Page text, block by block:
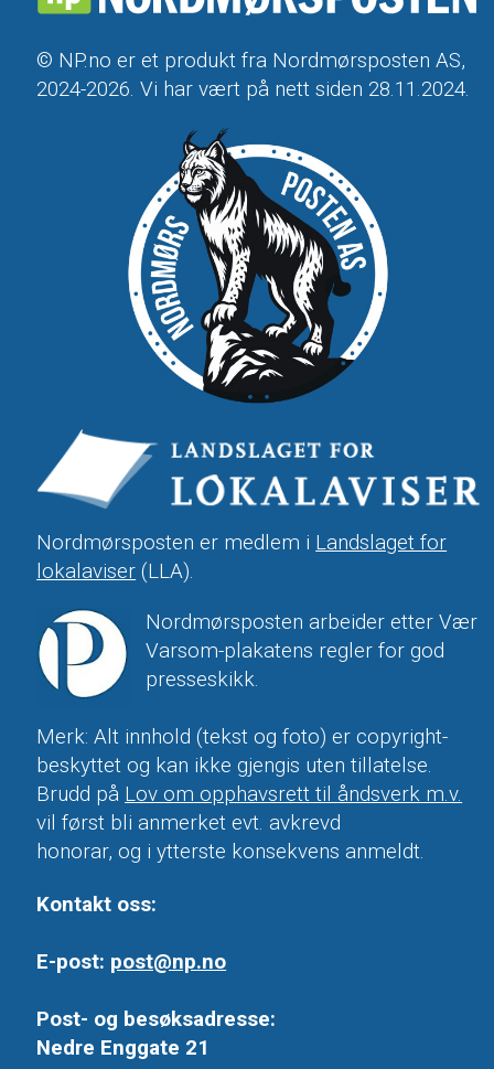
© NP.no er et produkt fra Nordmørsposten AS,
2024-2026. Vi har vært på nett siden 28.11.2024.
Nordmørsposten er medlem i Landslaget for
lokalaviser (LLA).
Nordmørsposten arbeider etter Vær
Varsom-plakatens regler for god
presseskikk.
Merk: Alt innhold (tekst og foto) er copyright-
beskyttet og kan ikke gjengis uten tillatelse.
Brudd på Lov om opphavsrett til åndsverk m.v.
vil først bli anmerket evt. avkrevd
honorar, og i ytterste konsekvens anmeldt.
Kontakt oss:
E-post: post@np.no
Post- og besøksadresse:
Nedre Enggate 21